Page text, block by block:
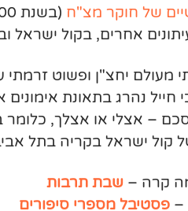
של חוקר מצ"ח
מעולם יחצ"ן ופשוט
נהרג בתאונת אימונים
– אצלי או אצלך, כלומר
של קול ישראל בקריה בתל
קרה – שבת תרבות
– פסטיבל מספרי סיפורים